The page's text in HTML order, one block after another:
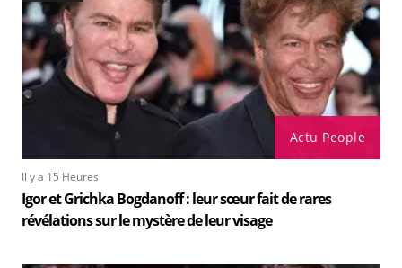
Actu People
Il y a 15 Heures
Igor et Grichka Bogdanoff : leur sœur fait de rares
révélations sur le mystère de leur visage